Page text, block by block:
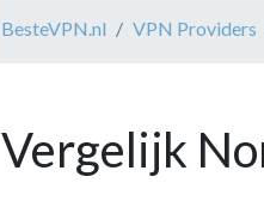
BesteVPN.nl VPN Providers
Vergelijk